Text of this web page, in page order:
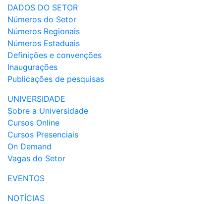
DADOS DO SETOR
Números do Setor
Números Regionais
Números Estaduais
Definições e convenções
Inaugurações
Publicações de pesquisas
UNIVERSIDADE
Sobre a Universidade
Cursos Online
Cursos Presenciais
On Demand
Vagas do Setor
EVENTOS
NOTÍCIAS